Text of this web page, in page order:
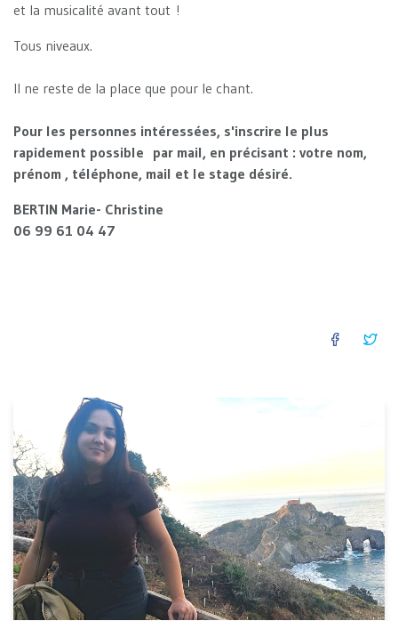
et la musicalité avant tout !
Tous niveaux.
Il ne reste de la place que pour le chant.
Pour les personnes intéressées, s'inscrire le plus
rapidement possible par mail, en précisant : votre nom,
prénom , téléphone, mail et le stage désiré.
BERTIN Marie- Christine
06 99 61 04 47